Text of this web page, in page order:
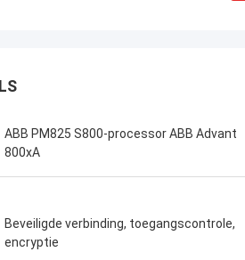
en
ABB PM825 S800-processor ABB Advant
800xA
Beveiligde verbinding, toegangscontrole,
encryptie